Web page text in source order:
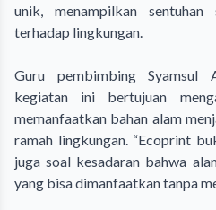
unik, menampilkan sentuhan
terhadap lingkungan.
Guru pembimbing Syamsul
kegiatan ini bertujuan
memanfaatkan bahan alam
ramah lingkungan. “Ecoprint
juga soal kesadaran bahwa
yang bisa dimanfaatkan tanpa